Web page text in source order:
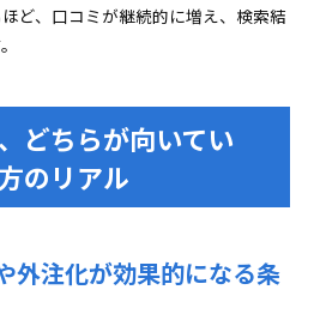
ど、口コミが継続的に増え、検索結
どちらが向いてい
のリアル
外注化が効果的になる条